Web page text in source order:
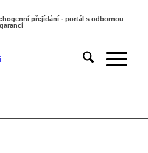
přejídání - portál s odbornou
garancí